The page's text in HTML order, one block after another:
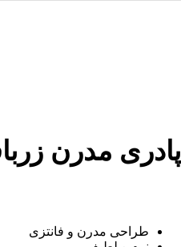
پادری مدرن
طراحی مدرن و فانتزی